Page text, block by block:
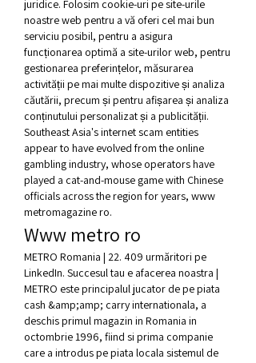
juridice. Folosim cookie-uri pe site-urile
noastre web pentru a vă oferi cel mai bun
serviciu posibil, pentru a asigura
funcționarea optimă a site-urilor web, pentru
gestionarea preferințelor, măsurarea
activității pe mai multe dispozitive și analiza
căutării, precum și pentru afișarea și analiza
conținutului personalizat și a publicității.
Southeast Asia's internet scam entities
appear to have evolved from the online
gambling industry, whose operators have
played a cat-and-mouse game with Chinese
officials across the region for years, www
metromagazine ro.
Www metro ro
METRO Romania | 22. 409 urmăritori pe
LinkedIn. Succesul tau e afacerea noastra |
METRO este principalul jucator de pe piata
cash &amp;amp; carry internationala, a
deschis primul magazin in Romania in
octombrie 1996, fiind si prima companie
care a introdus pe piata locala sistemul de